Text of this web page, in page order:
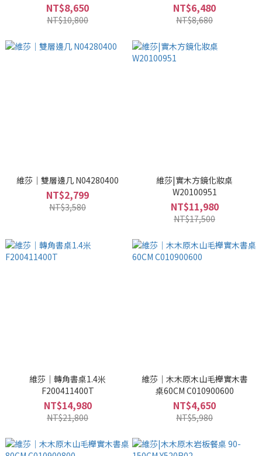
NT$8,650
NT$10,800
NT$6,480
NT$8,680
維莎｜雙層邊几 N04280400
NT$2,799
NT$3,580
維莎|實木方鏡化妝桌
W20100951
NT$11,980
NT$17,500
維莎｜轉角書桌1.4米
F200411400T
NT$14,980
NT$21,800
維莎｜木木原木山毛櫸實木書
桌60CM C010900600
NT$4,650
NT$5,980